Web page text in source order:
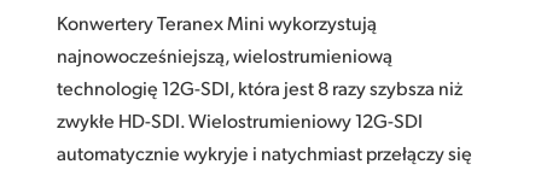
Konwertery Teranex Mini wykorzystują
najnowocześniejszą, wielostrumieniową
technologię 12G-SDI, która jest 8 razy szybsza niż
zwykłe HD-SDI. Wielostrumieniowy 12G-SDI
automatycznie wykryje i natychmiast przełączy się